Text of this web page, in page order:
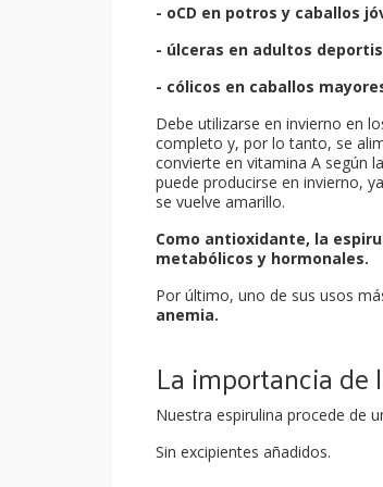
- oCD en potros y caballos
- úlceras en adultos
- cólicos en caballos
Debe utilizarse en invierno en
completo y, por lo tanto, se
convierte en vitamina A según
puede producirse en invierno,
se vuelve amarillo.
Como antioxidante, la
metabólicos y hormonales.
Por último, uno de sus usos
anemia.
La importancia de
Nuestra espirulina procede de
Sin excipientes añadidos.